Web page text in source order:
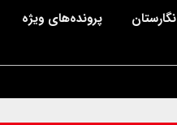
نگارستان پرونده‌های ویژه